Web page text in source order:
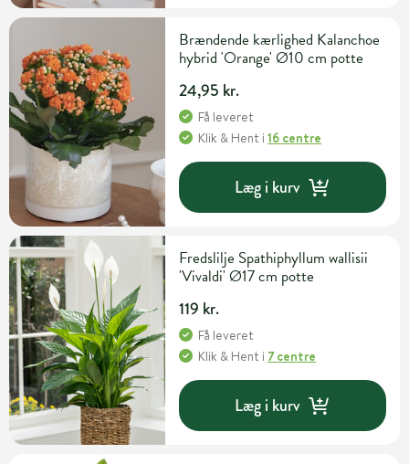
Brændende kærlighed Kalanchoe
hybrid 'Orange' Ø10 cm potte
24,95 kr.
Få leveret
Klik & Hent i16 centre
Læg i kurv
Fredslilje Spathiphyllum wallisii
'Vivaldi' Ø17 cm potte
119 kr.
Få leveret
Klik & Hent i 7 centre
Læg i kurv